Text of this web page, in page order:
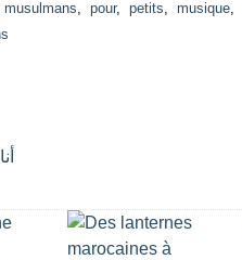
musulmans, pour, petits, musique,